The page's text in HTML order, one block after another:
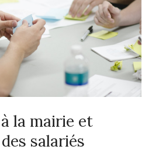
la mairie et
salariés